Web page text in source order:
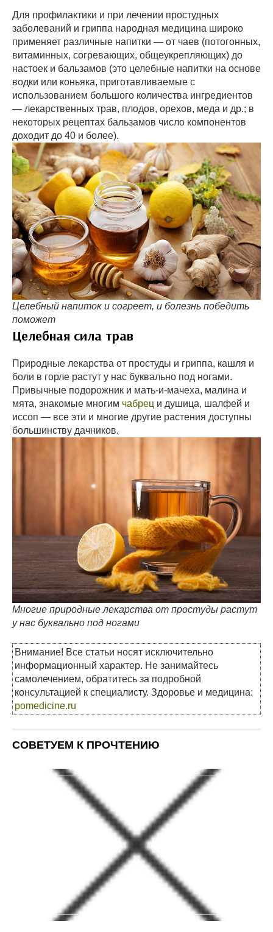
Для профилактики и при лечении простудных
заболеваний и гриппа народная медицина широко
применяет различные напитки — от чаев (потогонных,
витаминных, согревающих, общеукрепляющих) до
настоек и бальзамов (это целебные напитки на основе
водки или коньяка, приготавливаемые с
использованием большого количества ингредиентов
— лекарственных трав, плодов, орехов, меда и др.; в
некоторых рецептах бальзамов число компонентов
доходит до 40 и более).
Целебный напиток и согреет, и болезнь победить
поможет
Целебная сила трав
Природные лекарства от простуды и гриппа, кашля и
боли в горле растут у нас буквально под ногами.
Привычные подорожник и мать-и-мачеха, малина и
мята, знакомые многим чабрец и душица, шалфей и
иссоп — все эти и многие другие растения доступны
большинству дачников.
Многие природные лекарства от простуды растут
у нас буквально под ногами
Внимание! Все статьи носят исключительно
информационный характер. Не занимайтесь
самолечением, обратитесь за подробной
консультацией к специалисту. Здоровье и медицина:
pomedicine.ru
СОВЕТУЕМ К ПРОЧТЕНИЮ